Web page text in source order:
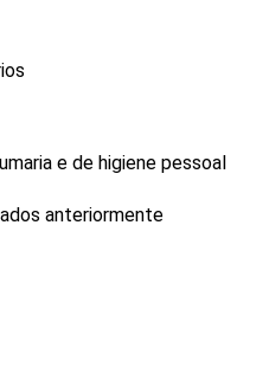
e de higiene pessoal
anteriormente